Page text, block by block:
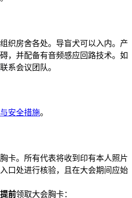
织房舍各处。导盲犬可以入内。产
，并配备有音频感应回路技术。如
联系会议团队。
安全措施。
卡。所有代表将收到印有本人照片
口处进行核验，且在大会期间应始
提前领取大会胸卡：